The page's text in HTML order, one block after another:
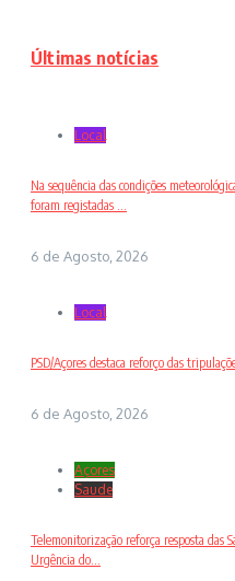
Últimas notícias
Local
Na sequência das condições
foram registadas ...
6 de Agosto, 2026
Local
PSD/Açores destaca reforço das
6 de Agosto, 2026
Açores
Saude
Telemonitorização reforça resposta das
Urgência do...